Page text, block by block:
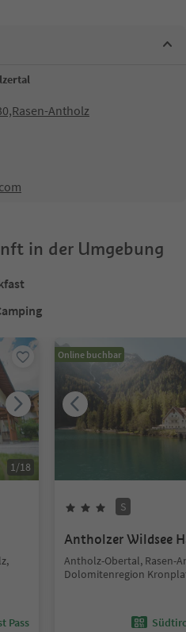
Antholz
in der Umgebung
1/18
Pass
Online buchbar
S
Antholzer Wildsee
Antholz-Obertal, Rasen-
Dolomitenregion